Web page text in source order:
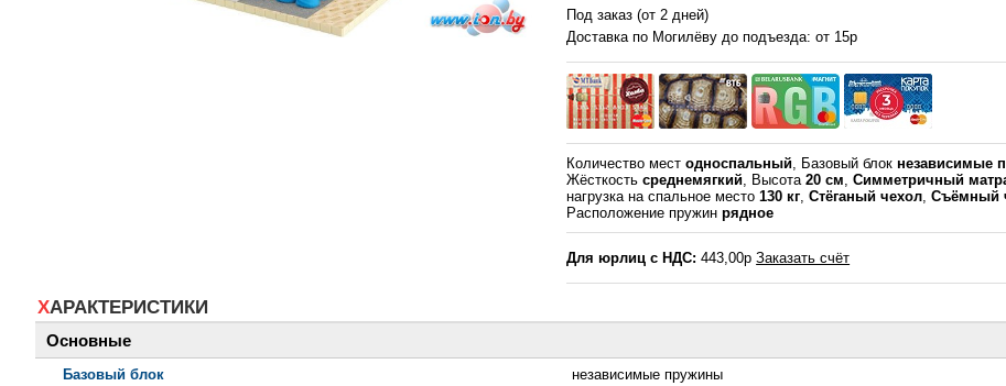
Под заказ (от 2 дней)
Доставка по Могилёву до подъезда: от 15р
Количество местодноспальный, Базовый блокнезависимые
Жёсткостьсреднемягкий, Высота20 см,Симметричный
нагрузка на спальное место130 кг,Стёганый чехол,Съёмный
Расположение пружинрядное
Для юрлиц с НДС: 443,00рЗаказать счёт
ХАРАКТЕРИСТИКИ
Основные
Базовый блок
независимые пружины